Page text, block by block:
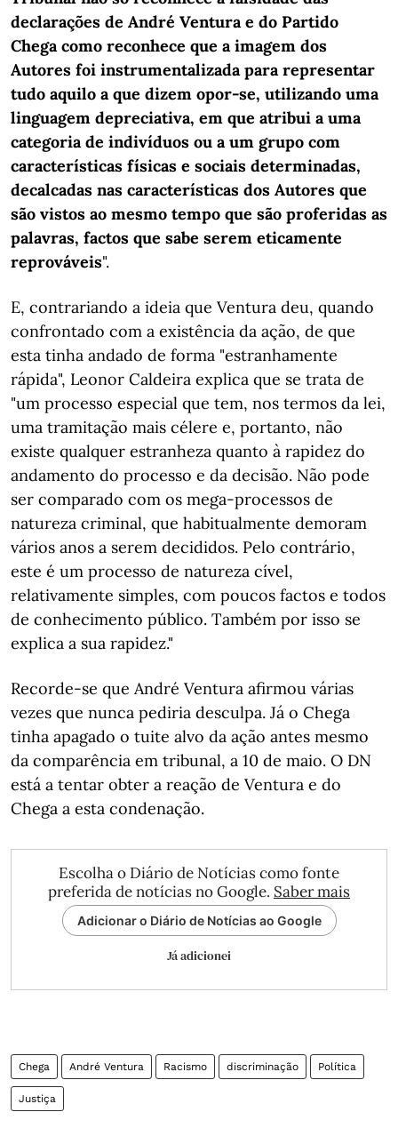
declarações de André Ventura e do Partido
Chega como reconhece que a imagem dos
Autores foi instrumentalizada para representar
tudo aquilo a que dizem opor-se, utilizando uma
linguagem depreciativa, em que atribui a uma
categoria de indivíduos ou a um grupo com
características físicas e sociais determinadas,
decalcadas nas características dos Autores que
são vistos ao mesmo tempo que são proferidas as
palavras, factos que sabe serem eticamente
reprováveis".
E, contrariando a ideia que Ventura deu, quando
confrontado com a existência da ação, de que
esta tinha andado de forma "estranhamente
rápida", Leonor Caldeira explica que se trata de
"um processo especial que tem, nos termos da lei,
uma tramitação mais célere e, portanto, não
existe qualquer estranheza quanto à rapidez do
andamento do processo e da decisão. Não pode
ser comparado com os mega-processos de
natureza criminal, que habitualmente demoram
vários anos a serem decididos. Pelo contrário,
este é um processo de natureza cível,
relativamente simples, com poucos factos e todos
de conhecimento público. Também por isso se
explica a sua rapidez."
Recorde-se que André Ventura afirmou várias
vezes que nunca pediria desculpa. Já o Chega
tinha apagado o tuite alvo da ação antes mesmo
da comparência em tribunal, a 10 de maio. O DN
está a tentar obter a reação de Ventura e do
Chega a esta condenação.
Escolha o Diário de Notícias como fonte
preferida de notícias no Google. Saber mais
Adicionar o Diário de Notícias ao Google
Já adicionei
Chega André Ventura Racismo discriminação Política
Justiça